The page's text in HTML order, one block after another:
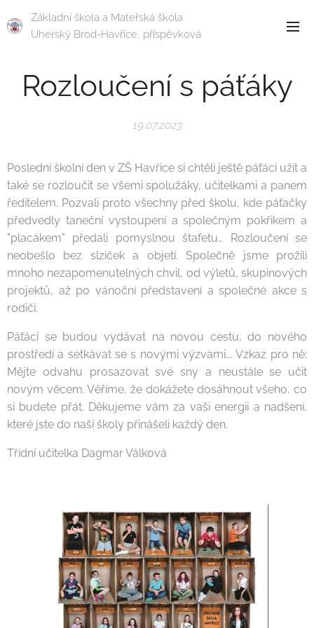
Základní škola a Mateřská škola
Uherský Brod-Havřice, příspěvková
Rozloučení s páťáky
19.07.2023
Poslední školní den v ZŠ Havřice si chtěli ještě páťáci užít a
také se rozloučit se všemi spolužáky, učitelkami a panem
ředitelem. Pozvali proto všechny před školu, kde páťačky
předvedly taneční vystoupení a společným pokřikem a
"placákem" předali pomyslnou štafetu… Rozloučení se
neobešlo bez slziček a objetí. Společně jsme prožili
mnoho nezapomenutelných chvil, od výletů, skupinových
projektů, až po vánoční představení a společné akce s
rodiči.
Páťáci se budou vydávat na novou cestu, do nového
prostředí a setkávat se s novými výzvami…. Vzkaz pro ně:
Mějte odvahu prosazovat své sny a neustále se učit
novým věcem. Věříme, že dokážete dosáhnout všeho, co
si budete přát. Děkujeme vám za vaši energii a nadšení,
které jste do naší školy přinášeli každý den.
Třídní učitelka Dagmar Válková